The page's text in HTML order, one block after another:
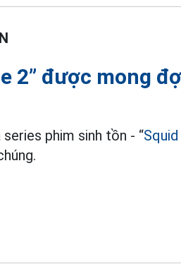
2” được mong
phim sinh tồn - “